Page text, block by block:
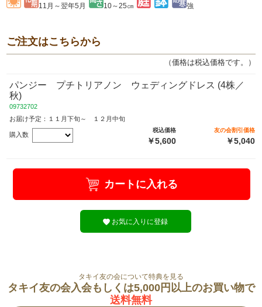
11月～翌年5月 10～25㎝ 強
ご注文はこちらから
（価格は税込価格です。）
パンジー プチトリアノン ウェディングドレス (4株／
秋)
09732702
お届け予定：１１月下旬～ １２月中旬
購入数
税込価格
￥5,600
友の会割引価格
￥5,040
カートに入れる
お気に入りに登録
タキイ友の会について特典を見る
タキイ友の会入会もしくは5,000円以上のお買い物で
送料無料